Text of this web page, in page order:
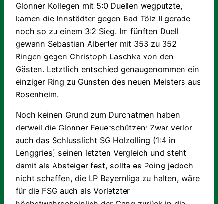
Glonner Kollegen mit 5:0 Duellen wegputzte,
kamen die Innstädter gegen Bad Tölz II gerade
noch so zu einem 3:2 Sieg. Im fünften Duell
gewann Sebastian Alberter mit 353 zu 352
Ringen gegen Christoph Laschka von den
Gästen. Letztlich entschied genaugenommen ein
einziger Ring zu Gunsten des neuen Meisters aus
Rosenheim.
Noch keinen Grund zum Durchatmen haben
derweil die Glonner Feuerschützen: Zwar verlor
auch das Schlusslicht SG Holzolling (1:4 in
Lenggries) seinen letzten Vergleich und steht
damit als Absteiger fest, sollte es Poing jedoch
nicht schaffen, die LP Bayernliga zu halten, wäre
für die FSG auch als Vorletzter